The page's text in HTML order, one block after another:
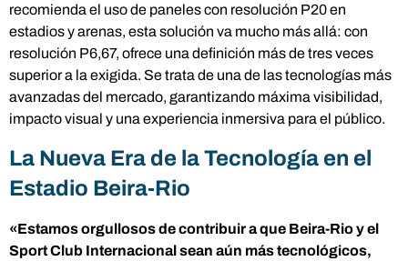
recomienda el uso de paneles con resolución P20 en
estadios y arenas, esta solución va mucho más allá: con
resolución P6,67, ofrece una definición más de tres veces
superior a la exigida. Se trata de una de las tecnologías más
avanzadas del mercado, garantizando máxima visibilidad,
impacto visual y una experiencia inmersiva para el público.
La Nueva Era de la Tecnología en el
Estadio Beira-Rio
«Estamos orgullosos de contribuir a que Beira-Rio y el
Sport Club Internacional sean aún más tecnológicos,